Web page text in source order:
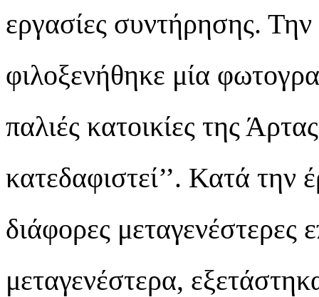
εργασίες συντήρησης. Την
φιλοξενήθηκε μία
παλιές κατοικίες της
κατεδαφιστεί’’. Κατά την
διάφορες μεταγενέστερες
μεταγενέστερα,